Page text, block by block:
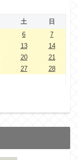
土
日
6
7
13
14
20
21
27
28